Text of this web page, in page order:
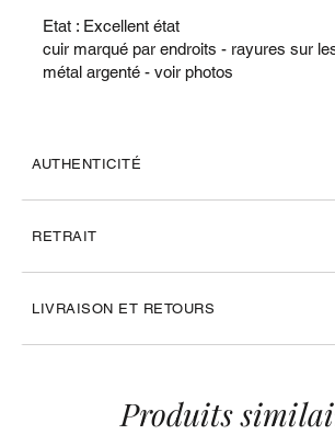
Etat : Excellent état
cuir marqué par endroits - rayures sur
métal argenté - voir photos
AUTHENTICITÉ
RETRAIT
LIVRAISON ET RETOURS
Produits